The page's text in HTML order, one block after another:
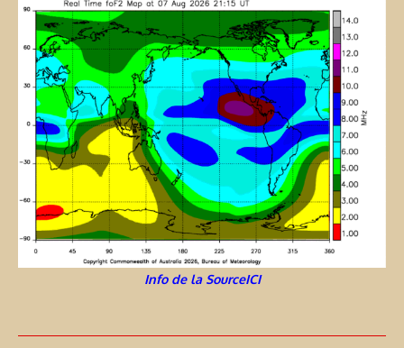
Info de la SourceICI